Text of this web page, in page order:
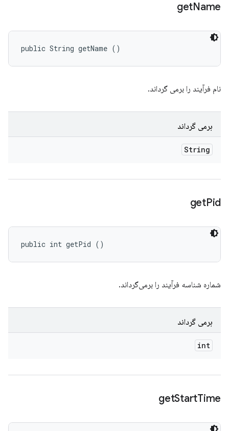
getName
public String getName ()
نام فرآیند را برمی گرداند.
برمی گرداند
String
getPid
public int getPid ()
شماره شناسه فرآیند را برمی‌گرداند.
برمی گرداند
int
getStartTime